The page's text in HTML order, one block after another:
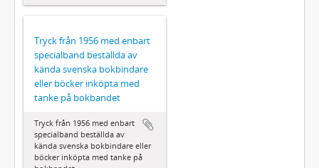
Tryck från 1956 med enbart
specialband beställda av
kända svenska bokbindare
eller böcker inköpta med
tanke på bokbandet
Tryck från 1956 med enbart
specialband beställda av
kända svenska bokbindare eller
böcker inköpta med tanke på